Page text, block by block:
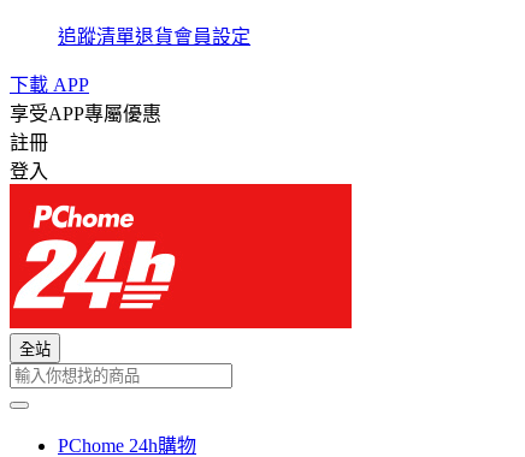
追蹤清單退貨會員設定
下載 APP
享受APP專屬優惠
註冊
登入
全站
PChome 24h購物